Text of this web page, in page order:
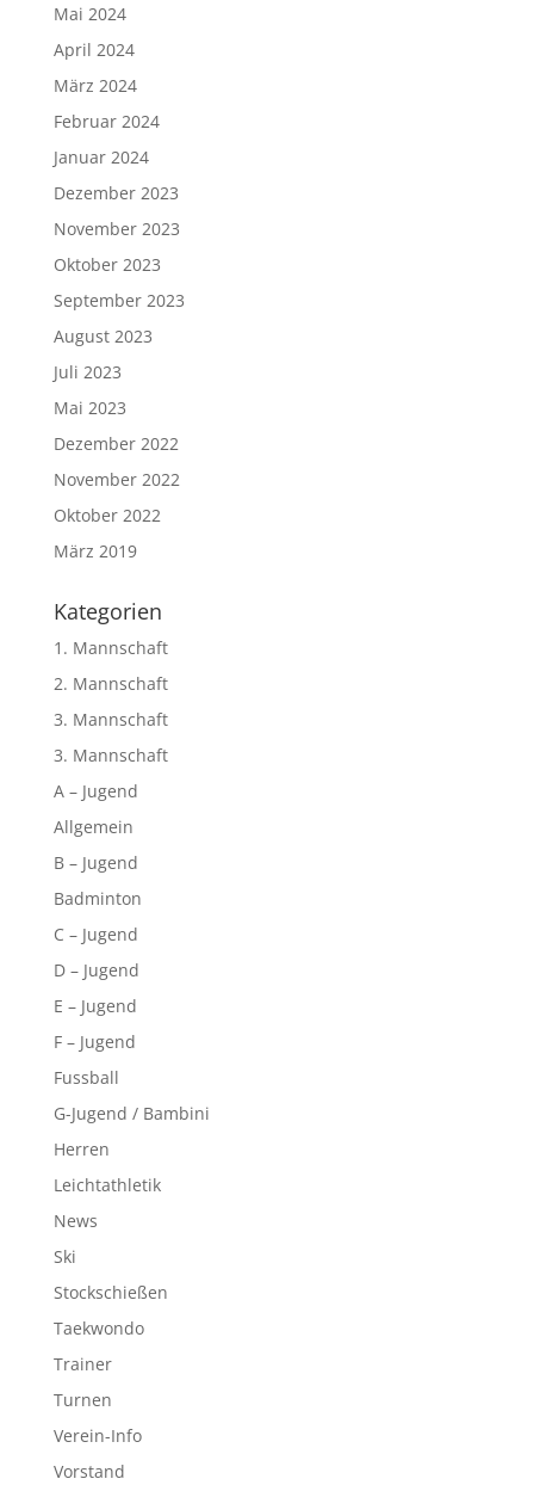
Mai 2024
April 2024
März 2024
Februar 2024
Januar 2024
Dezember 2023
November 2023
Oktober 2023
September 2023
August 2023
Juli 2023
Mai 2023
Dezember 2022
November 2022
Oktober 2022
März 2019
Kategorien
1. Mannschaft
2. Mannschaft
3. Mannschaft
3. Mannschaft
A – Jugend
Allgemein
B – Jugend
Badminton
C – Jugend
D – Jugend
E – Jugend
F – Jugend
Fussball
G-Jugend / Bambini
Herren
Leichtathletik
News
Ski
Stockschießen
Taekwondo
Trainer
Turnen
Verein-Info
Vorstand